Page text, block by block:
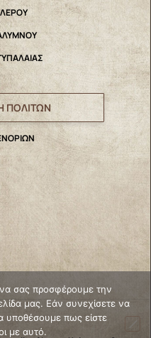
ΛΕΡΟΥ
ΠΟΛΙΤΩΝ
σας προσφέρουμε την
μας. Εάν συνεχίσετε να
υποθέσουμε πως είστε
με αυτό.